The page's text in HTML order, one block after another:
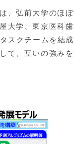
弘前大学のほ
大学、東京医科
スクチームを結
て、互いの強み